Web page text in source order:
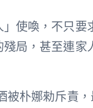
使喚，不只要
局，甚至連家
被朴娜勑斥責